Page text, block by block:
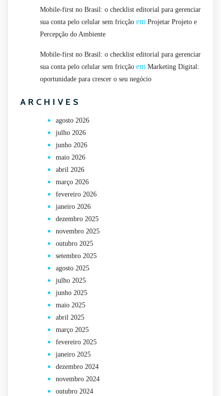
Mobile-first no Brasil: o checklist editorial para gerenciar
sua conta pelo celular sem fricção em Projetar Projeto e
Percepção do Ambiente
Mobile-first no Brasil: o checklist editorial para gerenciar
sua conta pelo celular sem fricção em Marketing Digital:
oportunidade para crescer o seu negócio
ARCHIVES
agosto 2026
julho 2026
junho 2026
maio 2026
abril 2026
março 2026
fevereiro 2026
janeiro 2026
dezembro 2025
novembro 2025
outubro 2025
setembro 2025
agosto 2025
julho 2025
junho 2025
maio 2025
abril 2025
março 2025
fevereiro 2025
janeiro 2025
dezembro 2024
novembro 2024
outubro 2024